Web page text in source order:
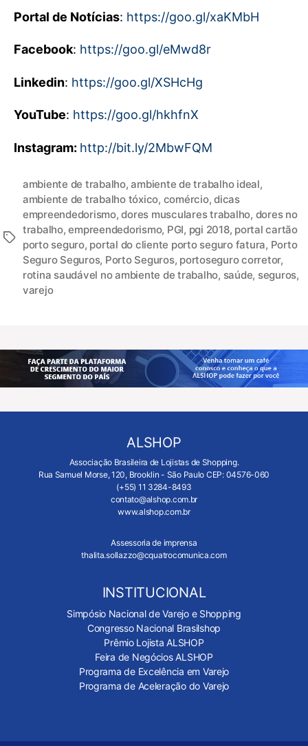
Portal de Notícias: https://goo.gl/xaKMbH
Facebook: https://goo.gl/eMwd8r
Linkedin: https://goo.gl/XSHcHg
YouTube: https://goo.gl/hkhfnX
Instagram: http://bit.ly/2MbwFQM
ambiente de trabalho,ambiente de trabalho ideal,
ambiente de trabalho tóxico, comércio,dicas
empreendedorismo,dores musculares trabalho, dores no
trabalho,empreendedorismo, PGI, pgi 2018, portal cartão
porto seguro, portal do cliente porto seguro fatura, Porto
Seguro Seguros, Porto Seguros, portoseguro corretor,
rotina saudável no ambiente de trabalho, saúde, seguros,
varejo
ALSHOP
Associação Brasileira de Lojistas de Shopping.
Rua Samuel Morse, 120, Brooklin - São Paulo CEP: 04576-060
(+55) 11 3284-8493
contato@alshop.com.br
www.alshop.com.br
Assessoria de imprensa
thalita.sollazzo@cquatrocomunica.com
INSTITUCIONAL
Simpósio Nacional de Varejo e Shopping
Congresso Nacional Brasilshop
Prêmio Lojista ALSHOP
Feira de Negócios ALSHOP
Programa de Excelência em Varejo
Programa de Aceleração do Varejo